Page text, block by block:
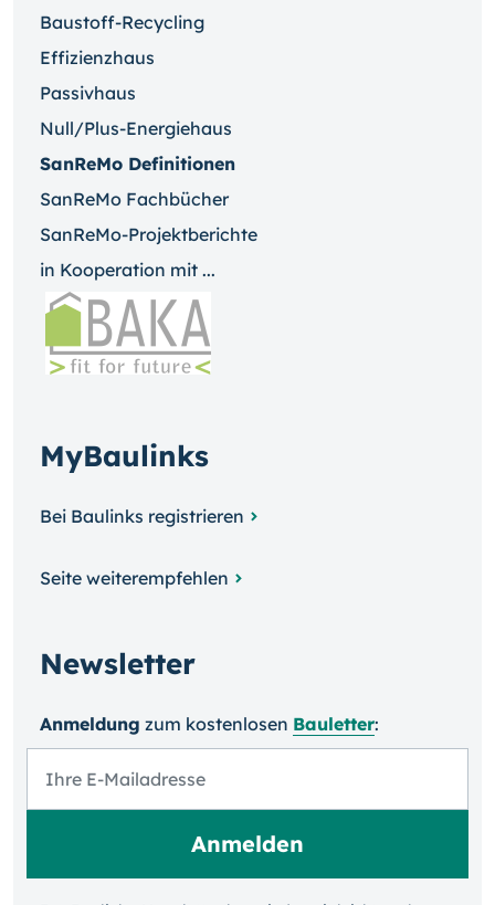
Baustoff-Recycling
Effizienzhaus
Passivhaus
Null/Plus-Energiehaus
SanReMo Definitionen
SanReMo Fachbücher
SanReMo-Projektberichte
in Kooperation mit ...
MyBaulinks
Bei Baulinks registrieren
Seite weiterempfehlen
Newsletter
Anmeldung zum kosten­losen Bauletter: